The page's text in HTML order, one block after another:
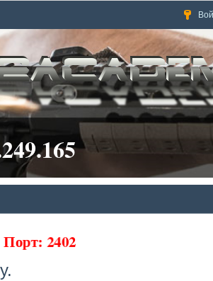
Порт: 2402